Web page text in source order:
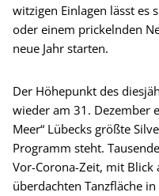
witzigen Einlagen lässt es
oder einem prickelnden
neue Jahr starten.
Der Höhepunkt des
wieder am 31. Dezember
Meer“ Lübecks größte
Programm steht.
Vor-Corona-Zeit, mit Blick
überdachten Tanzfläche